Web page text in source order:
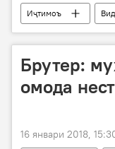
Иҷтимоъ
пешвоз
Брутер:
омода
16 январи 2018,